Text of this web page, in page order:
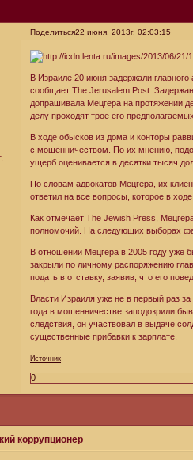
Поделиться22 июня, 2013г. 02:03:15
В Израиле 20 июня задержали
сообщает The Jerusalem Post.
допрашивала Мецгера на протяжении
делу проходят трое его
В ходе обысков из дома и конторы
с мошенничеством. По их мнению,
ущерб оценивается в десятки тысяч
По словам адвокатов Мецгера, их
ответил на все вопросы, которое в
Как отмечает The Jewish Press,
полномочий. На следующих выборах
В отношении Мецгера в 2005 году уже
закрыли по личному распоряжению
подать в отставку, заявив, что его
Власти Израиля уже не в первый раз
года в мошенничестве заподозрили
следствия, он участвовал в выдаче
существенные прибавки к зарплате.
Источник
0
коррупционер